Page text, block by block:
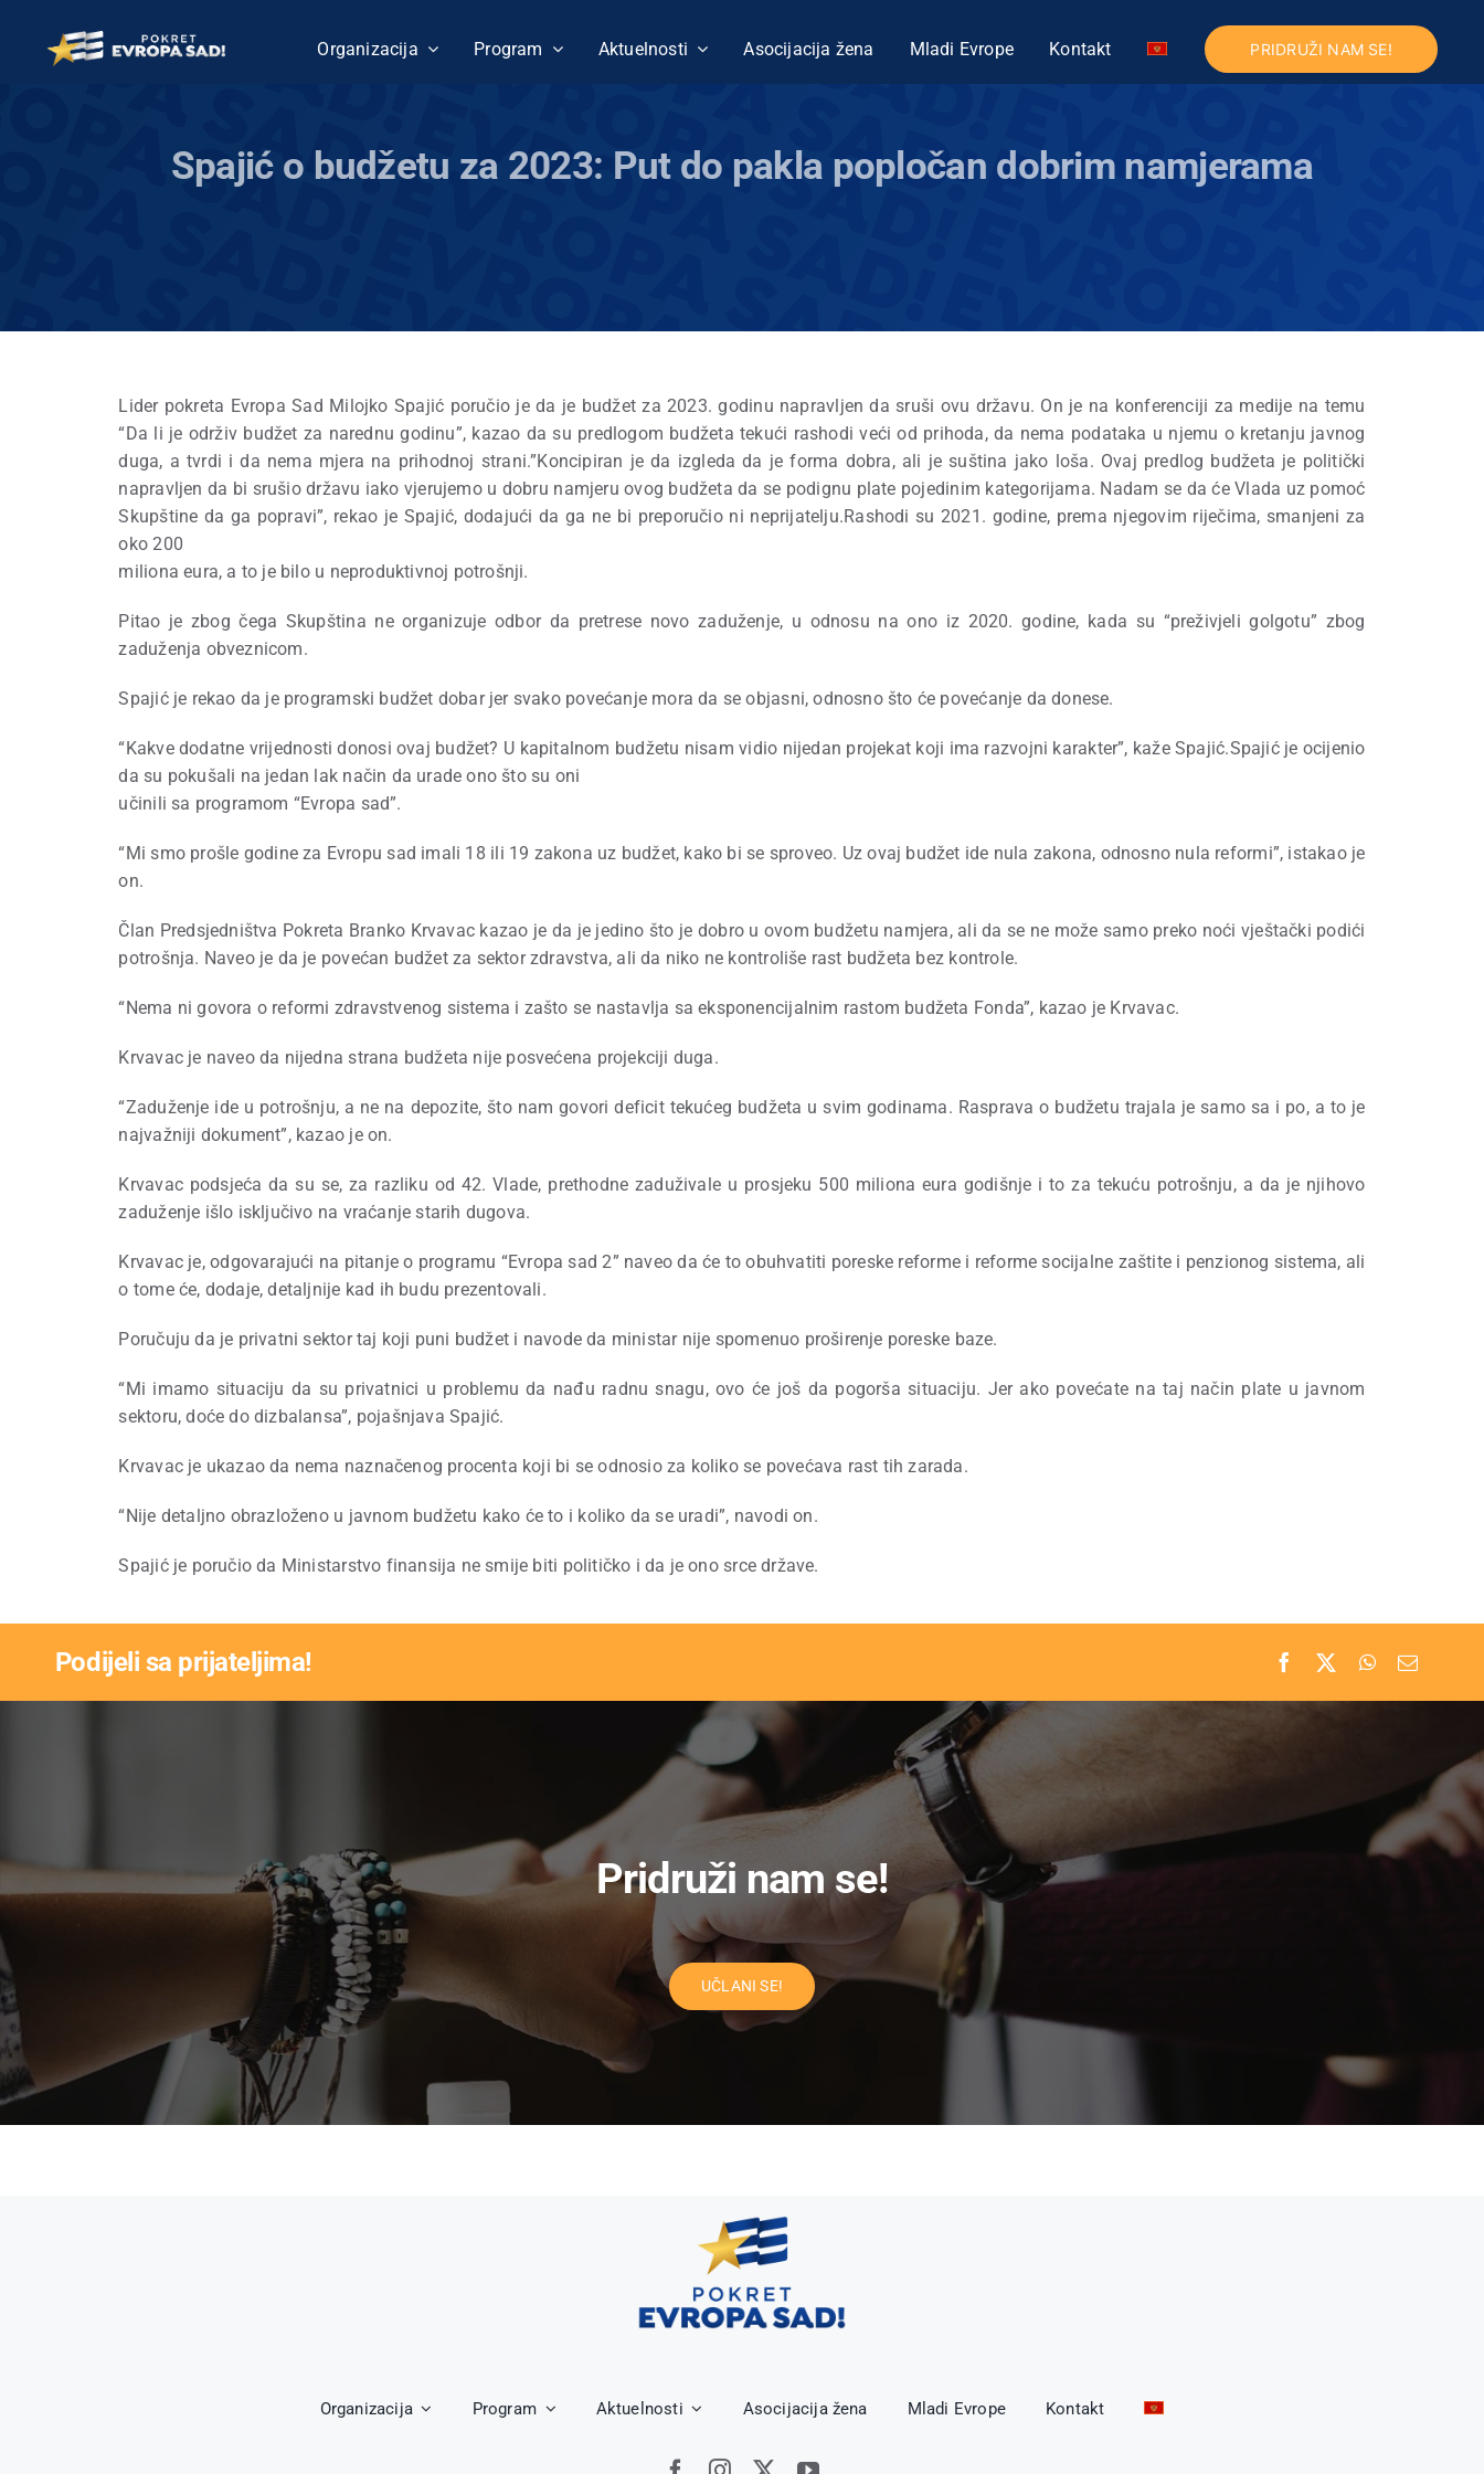
content
Organizacija Program Aktuelnosti Asocijacija žena Mladi Evrope Kontakt PRIDRUŽI NAM SE!
Spajić o budžetu za 2023: Put do pakla popločan dobrim namjerama
Lider pokreta Evropa Sad Milojko Spajić poručio je da je budžet za 2023. godinu napravljen da sruši ovu državu. On je na konferenciji za medije na temu
“Da li je održiv budžet za narednu godinu”, kazao da su predlogom budžeta tekući rashodi veći od prihoda, da nema podataka u njemu o kretanju javnog
duga, a tvrdi i da nema mjera na prihodnoj strani.”Koncipiran je da izgleda da je forma dobra, ali je suština jako loša. Ovaj predlog budžeta je politički
napravljen da bi srušio državu iako vjerujemo u dobru namjeru ovog budžeta da se podignu plate pojedinim kategorijama. Nadam se da će Vlada uz pomoć
Skupštine da ga popravi”, rekao je Spajić, dodajući da ga ne bi preporučio ni neprijatelju.Rashodi su 2021. godine, prema njegovim riječima, smanjeni za
oko 200
miliona eura, a to je bilo u neproduktivnoj potrošnji.
Pitao je zbog čega Skupština ne organizuje odbor da pretrese novo zaduženje, u odnosu na ono iz 2020. godine, kada su “preživjeli golgotu” zbog
zaduženja obveznicom.
Spajić je rekao da je programski budžet dobar jer svako povećanje mora da se objasni, odnosno što će povećanje da donese.
“Kakve dodatne vrijednosti donosi ovaj budžet? U kapitalnom budžetu nisam vidio nijedan projekat koji ima razvojni karakter”, kaže Spajić.Spajić je ocijenio
da su pokušali na jedan lak način da urade ono što su oni
učinili sa programom “Evropa sad”.
“Mi smo prošle godine za Evropu sad imali 18 ili 19 zakona uz budžet, kako bi se sproveo. Uz ovaj budžet ide nula zakona, odnosno nula reformi”, istakao je
on.
Član Predsjedništva Pokreta Branko Krvavac kazao je da je jedino što je dobro u ovom budžetu namjera, ali da se ne može samo preko noći vještački podići
potrošnja. Naveo je da je povećan budžet za sektor zdravstva, ali da niko ne kontroliše rast budžeta bez kontrole.
“Nema ni govora o reformi zdravstvenog sistema i zašto se nastavlja sa eksponencijalnim rastom budžeta Fonda”, kazao je Krvavac.
Krvavac je naveo da nijedna strana budžeta nije posvećena projekciji duga.
“Zaduženje ide u potrošnju, a ne na depozite, što nam govori deficit tekućeg budžeta u svim godinama. Rasprava o budžetu trajala je samo sa i po, a to je
najvažniji dokument”, kazao je on.
Krvavac podsjeća da su se, za razliku od 42. Vlade, prethodne zaduživale u prosjeku 500 miliona eura godišnje i to za tekuću potrošnju, a da je njihovo
zaduženje išlo isključivo na vraćanje starih dugova.
Krvavac je, odgovarajući na pitanje o programu “Evropa sad 2” naveo da će to obuhvatiti poreske reforme i reforme socijalne zaštite i penzionog sistema, ali
o tome će, dodaje, detaljnije kad ih budu prezentovali.
Poručuju da je privatni sektor taj koji puni budžet i navode da ministar nije spomenuo proširenje poreske baze.
“Mi imamo situaciju da su privatnici u problemu da nađu radnu snagu, ovo će još da pogorša situaciju. Jer ako povećate na taj način plate u javnom
sektoru, doće do dizbalansa”, pojašnjava Spajić.
Krvavac je ukazao da nema naznačenog procenta koji bi se odnosio za koliko se povećava rast tih zarada.
“Nije detaljno obrazloženo u javnom budžetu kako će to i koliko da se uradi”, navodi on.
Spajić je poručio da Ministarstvo finansija ne smije biti političko i da je ono srce države.
Podijeli sa prijateljima!
Pridruži nam se!
UČLANI SE!
Organizacija Program Aktuelnosti Asocijacija žena Mladi Evrope Kontakt